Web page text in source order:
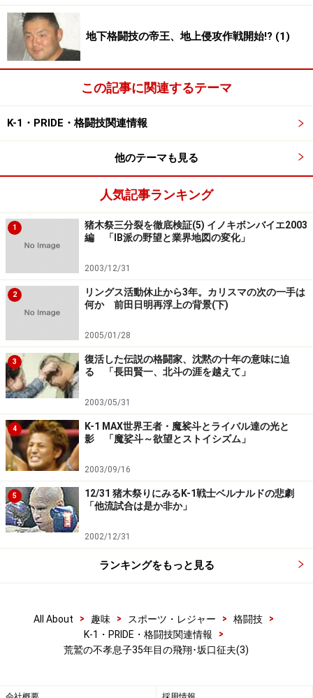
ーた三年かかんのかよ」みたいにがっくり肩落としちゃ
って（笑）」
んでそういう判断になったんでしょうね？
ホントに、何だったんすかねえ…」
――まあ外野の推測でしかないですけど、そこはやっぱり
才能を見たんじゃないですかね？ 征夫選手は既にある
程度結果も出してたわけだし、逆に憲二くんはちょっと
向いてないな、みたいなものがお父さんには見えてたん
じゃないですかね。
坂口「うーん…ま、確かに憲二は身体はいいもの持って
るんですけど、ハートが優しすぎるんですよね。格闘技
向きのハートは持ってないなと。やっぱり道場で一緒に
スパーリングとかやってみても、思いますね。あまり格
闘技は向いてないなと」
――向き不向きを見越してフィルターしてあげるのも、あ
る程度親の教育みたいなところはありますけど。まあ二
人そろって言ってきたのを、理由も言わずに右と左って
のはちょっと乱暴かもしれないっすね（笑）
坂口「いやあ、ショックでしたよ（笑）。おまえ、何ニ
ヤニヤしてんだよ！って（笑）。せめて、二人ともダメ
って答えがほしかったですね。あそこでバツンって強気
でやられたんで。そのあとからは全部いろんなものがず
――家族の歯車がかみ合わなくなる時って、最初はそんな
※記事内容は執筆時点のものです。最新の内容をご確認くださ
地下格闘技の帝王、地上侵攻作戦開始!? (1)
この記事に関連するテーマ
K-1・PRIDE・格闘技関連情報
他のテーマも見る
人気記事ランキング
1
猪木祭三分裂を徹底検証(5) イノキボンバイエ2003
編 「IB派の野望と業界地図の変化」
2003/12/31
2
リングス活動休止から3年。カリスマの次の一手は
何か 前田日明再浮上の背景(下)
2005/01/28
3
復活した伝説の格闘家、沈黙の十年の意味に迫
る 「長田賢一、北斗の涯を越えて」
2003/05/31
4
K-1 MAX世界王者・魔裟斗とライバル達の光と
影 「魔娑斗～欲望とストイシズム」
2003/09/16
5
12/31 猪木祭りにみるK-1戦士ベルナルドの悲劇
「他流試合は是か非か」
2002/12/31
ランキングをもっと見る
All About > 趣味 > スポーツ・レジャー > 格闘技
>
K-1・PRIDE・格闘技関連情報
>
荒鷲の不孝息子35年目の飛翔･坂口征夫(3)